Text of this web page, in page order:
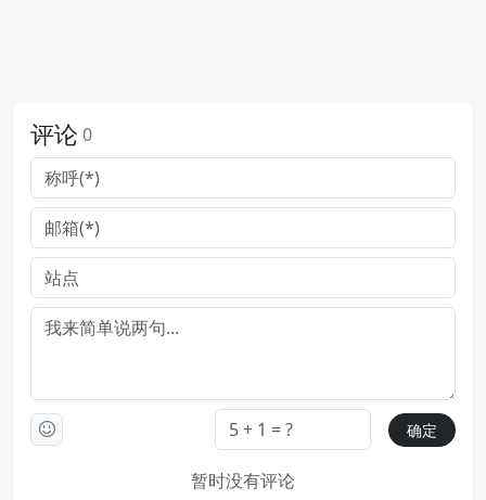
评论 0
暂时没有评论